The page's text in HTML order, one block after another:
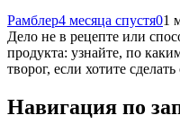
Рамблер4 месяца спустя01
Дело не в рецепте или
продукта: узнайте, по
творог, если хотите
Навигация по